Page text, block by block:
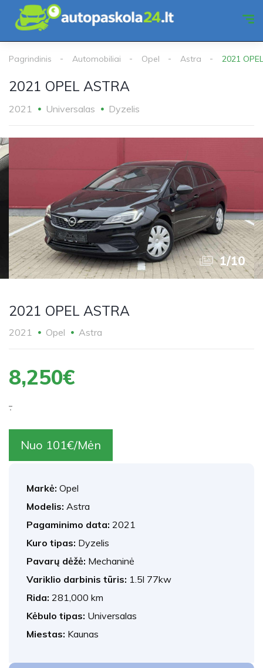
Pagrindinis Automobiliai Opel Astra 2021
2021 OPEL ASTRA
2021 Universalas Dyzelis
1/10
2021 OPEL ASTRA
2021 Opel Astra
8,250€
.
Nuo 101€/Mėn
Markė: Opel
Modelis: Astra
Pagaminimo data: 2021
Kuro tipas: Dyzelis
Pavarų dėžė: Mechaninė
Variklio darbinis tūris: 1.5l 77kw
Rida: 281,000 km
Kėbulo tipas: Universalas
Miestas: Kaunas